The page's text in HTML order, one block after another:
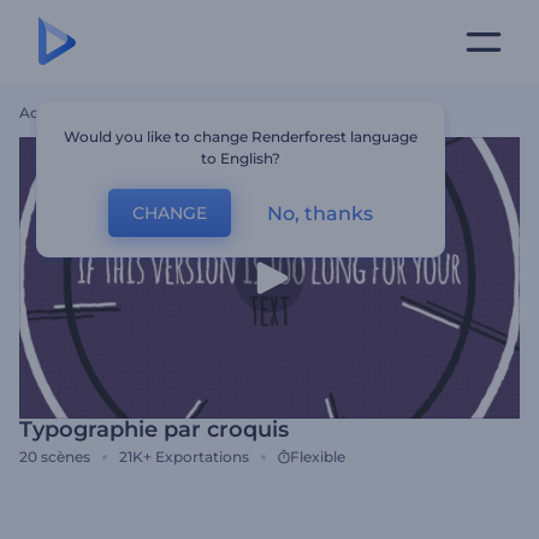
Accueil
Typographie par croquis
20 scènes 21K+ Exportations Flexible
Would you like to change Renderforest language
to English?
CHANGE No, thanks